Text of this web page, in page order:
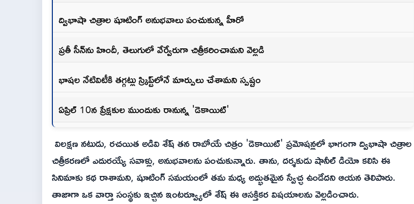
ద్విభాషా చిత్రాల షూటింగ్ అనుభవాలు పంచుకున్న హీరో
ప్రతీ సీన్‌ను హిందీ, తెలుగులో వేర్వేరుగా చిత్రీకరించామని వెల్లడి
భాషల నేటివిటీకి తగ్గట్లు స్క్రిప్ట్‌లోనే మార్పులు చేశామని స్పష్టం
ఏప్రిల్ 10న ప్రేక్షకుల ముందుకు రానున్న 'డెకాయిట్'
విలక్షణ నటుడు, రచయిత అడివి శేష్ తన రాబోయే చిత్రం 'డెకాయిట్' ప్రమోషన్లలో భాగంగా ద్విభాషా చిత్రాల
చిత్రీకరణలో ఎదురయ్యే సవాళ్లు, అనుభవాలను పంచుకున్నారు. తాను, దర్శకుడు షానీల్ డియో కలిసి ఈ
సినిమాకు కథ రాశామని, షూటింగ్ సమయంలో తమ మధ్య అద్భుతమైన స్వేచ్ఛ ఉండేదని ఆయన తెలిపారు.
తాజాగా ఒక వార్తా సంస్థకు ఇచ్చిన ఇంటర్వ్యూలో శేష్ ఈ ఆసక్తికర విషయాలను వెల్లడించారు.